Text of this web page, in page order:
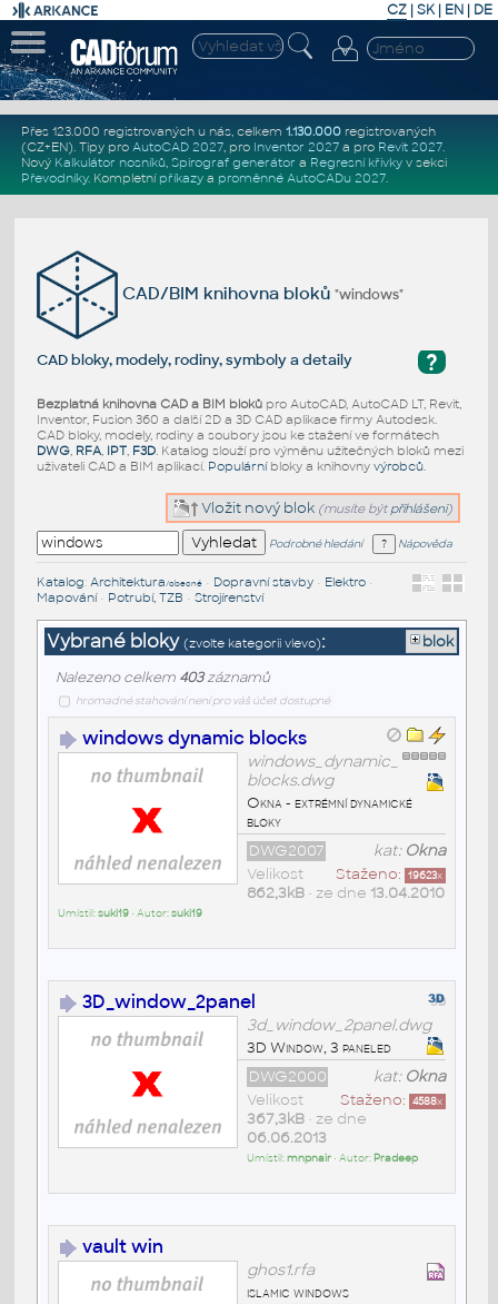
CZ | SK| EN | DE
Přes 123.000 registrovaných u nás, celkem 1.130.000registrovaných
(CZ+EN). Tipy pro AutoCAD 2027, pro Inventor 2027a pro Revit 2027.
Nový Kalkulátor nosníků, Spirograf generátor a Regresní křivkyv sekci
Převodníky. Kompletní příkazya proměnné AutoCADu 2027.
CAD/BIM knihovna bloků"windows"
?
CAD bloky, modely, rodiny, symboly a detaily
Bezplatná knihovna CAD a BIM blokůpro AutoCAD, AutoCAD LT, Revit,
Inventor, Fusion 360 a další 2D a 3D CAD aplikace firmy Autodesk.
CAD bloky, modely, rodiny a soubory jsou ke stažení ve formátech
DWG, RFA, IPT, F3D. Katalog slouží pro výměnu užitečných bloků mezi
uživateli CAD a BIM aplikací. Populárníbloky a knihovny výrobců.
Vložit nový blok (musíte být přihlášeni)
Podrobné hledání Nápověda
Katalog: Architektura/obecné• Dopravní stavby• Elektro•
Mapování• Potrubí, TZB • Strojírenství
Vybrané bloky (zvolte kategorii vlevo): blok
Nalezeno celkem 403záznamů
hromadné stahování není pro váš účet dostupné
windows dynamic blocks
windows_dynamic_
blocks.dwg
Okna - extrémní dynamické
bloky
kat: Okna
DWG2007
Staženo: 19623x
Velikost
862,3kB• ze dne 13.04.2010
Umístil:suki19• Autor:suki19
3D_window_2panel
3d_window_2panel.dwg
3D Window, 3 paneled
kat: Okna
DWG2000
Staženo: 4588x
Velikost
367,3kB• ze dne
06.06.2013
Umístil:mnpnair• Autor: Pradeep
vault win
ghos1.rfa
islamic windows